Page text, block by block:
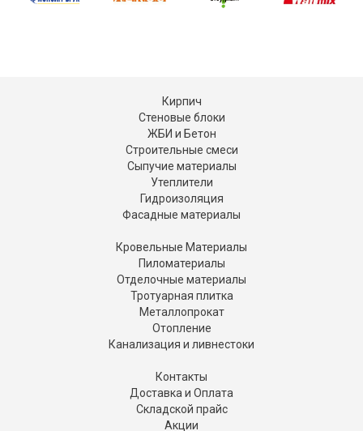
Кирпич
Стеновые блоки
ЖБИ и Бетон
Строительные смеси
Сыпучие материалы
Утеплители
Гидроизоляция
Фасадные материалы
Кровельные Материалы
Пиломатериалы
Отделочные материалы
Тротуарная плитка
Металлопрокат
Отопление
Канализация и ливнестоки
Контакты
Доставка и Оплата
Складской прайс
Акции